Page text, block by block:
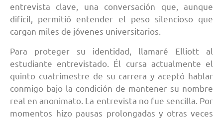
entrevista clave, una conversación que, aunque
difícil, permitió entender el peso silencioso que
cargan miles de jóvenes universitarios.
Para proteger su identidad, llamaré Elliott al
estudiante entrevistado. Él cursa actualmente el
quinto cuatrimestre de su carrera y aceptó hablar
conmigo bajo la condición de mantener su nombre
real en anonimato. La entrevista no fue sencilla. Por
momentos hizo pausas prolongadas y otras veces